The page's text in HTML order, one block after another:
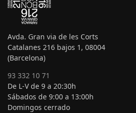
Avda. Gran via de les Corts
Catalanes 216 bajos 1, 08004
(Barcelona)
93 332 10 71
De L-V de 9 a 20:30h
Sábados de 9:00 a 13:00h
Domingos cerrado